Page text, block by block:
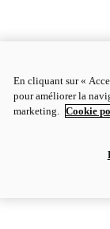
En cliquant sur «
pour améliorer la
marketing.
Cookie